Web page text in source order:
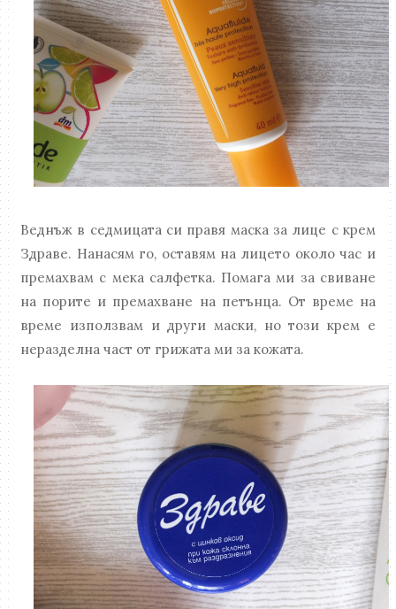
Веднъж в седмицата си правя маска за лице с крем
Здраве. Нанасям го, оставям на лицето около час и
премахвам с мека салфетка. Помага ми за свиване
на порите и премахване на петънца. От време на
време използвам и други маски, но този крем е
неразделна част от грижата ми за кожата.